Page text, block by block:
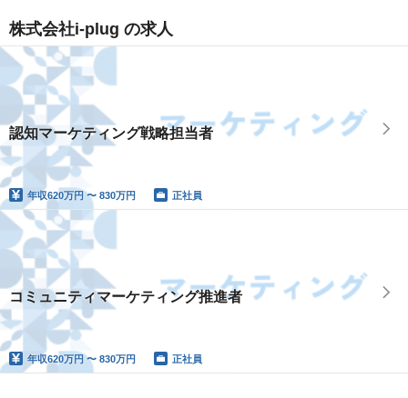
株式会社i-plug の求人
認知マーケティング戦略担当者
年収620万円 〜 830万円 正社員
コミュニティマーケティング推進者
年収620万円 〜 830万円 正社員